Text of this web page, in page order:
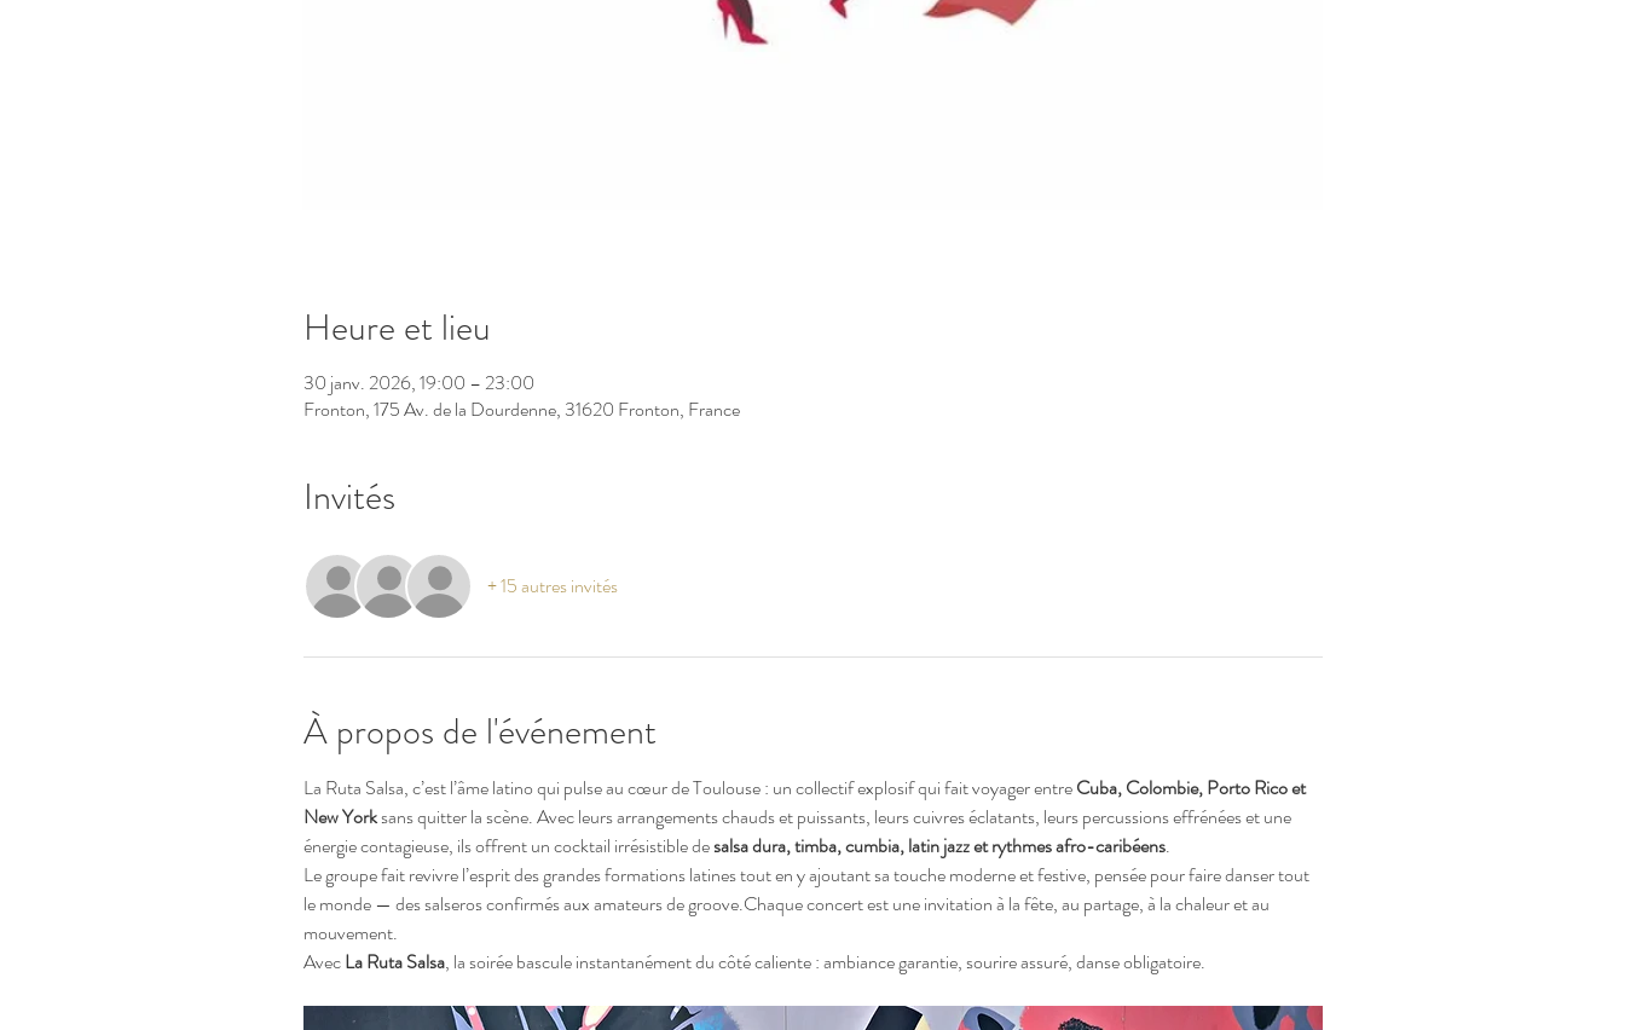
Heure et lieu
30 janv. 2026, 19:00 – 23:00
Fronton, 175 Av. de la Dourdenne, 31620 Fronton, France
Invités
+ 15 autres invités
À propos de l'événement
La Ruta Salsa, c’est l’âme latino qui pulse au cœur de Toulouse : un collectif explosif qui fait voyager entre Cuba, Colombie, Porto Rico et
New York sans quitter la scène. Avec leurs arrangements chauds et puissants, leurs cuivres éclatants, leurs percussions effrénées et une
énergie contagieuse, ils offrent un cocktail irrésistible de salsa dura, timba, cumbia, latin jazz et rythmes afro-caribéens.
Le groupe fait revivre l’esprit des grandes formations latines tout en y ajoutant sa touche moderne et festive, pensée pour faire danser tout
le monde — des salseros confirmés aux amateurs de groove.Chaque concert est une invitation à la fête, au partage, à la chaleur et au
mouvement.
Avec La Ruta Salsa, la soirée bascule instantanément du côté caliente : ambiance garantie, sourire assuré, danse obligatoire.